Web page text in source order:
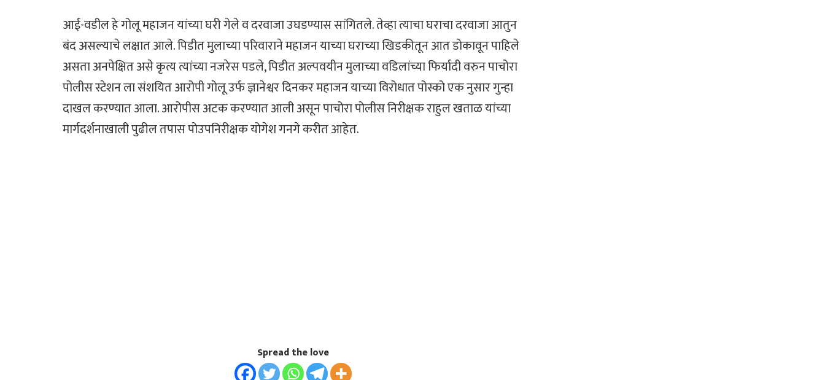
आई-वडील हे गोलू महाजन यांच्या घरी गेले व दरवाजा उघडण्यास सांगितले. तेव्हा त्याचा घराचा दरवाजा आतुन
बंद असल्याचे लक्षात आले. पिडीत मुलाच्या परिवाराने महाजन याच्या घराच्या खिडकीतून आत डोकावून पाहिले
असता अनपेक्षित असे कृत्य त्यांच्या नजरेस पडले, पिडीत अल्पवयीन मुलाच्या वडिलांच्या फिर्यादी वरुन पाचोरा
पोलीस स्टेशन ला संशयित आरोपी गोलू उर्फ ज्ञानेश्वर दिनकर महाजन याच्या विरोधात पोस्को एक नुसार गुन्हा
दाखल करण्यात आला. आरोपीस अटक करण्यात आली असून पाचोरा पोलीस निरीक्षक राहुल खताळ यांच्या
मार्गदर्शनाखाली पुढील तपास पोउपनिरीक्षक योगेश गनगे करीत आहेत.
Spread the love